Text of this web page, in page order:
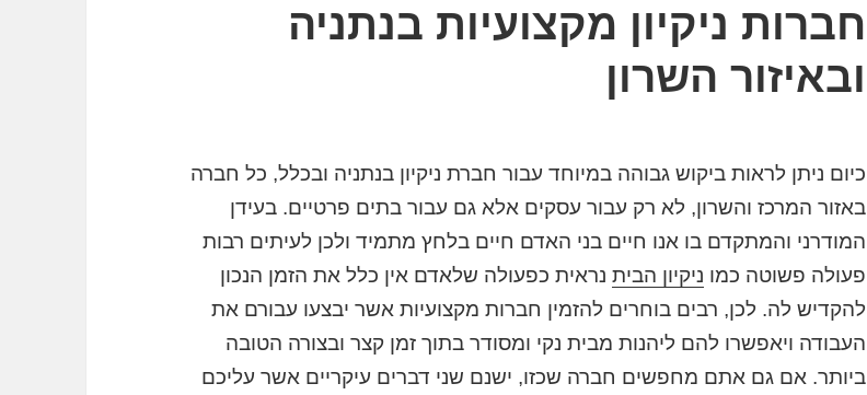
חברות ניקיון מקצועיות בנתניה
ובאיזור השרון
כיום ניתן לראות ביקוש גבוהה במיוחד עבור חברת ניקיון בנתניה ובכלל, כל חברה
באזור המרכז והשרון, לא רק עבור עסקים אלא גם עבור בתים פרטיים. בעידן
המודרני והמתקדם בו אנו חיים בני האדם חיים בלחץ מתמיד ולכן לעיתים רבות
פעולה פשוטה כמו ניקיון הבית נראית כפעולה שלאדם אין כלל את הזמן הנכון
להקדיש לה. לכן, רבים בוחרים להזמין חברות מקצועיות אשר יבצעו עבורם את
העבודה ויאפשרו להם ליהנות מבית נקי ומסודר בתוך זמן קצר ובצורה הטובה
ביותר. אם גם אתם מחפשים חברה שכזו, ישנם שני דברים עיקריים אשר עליכם